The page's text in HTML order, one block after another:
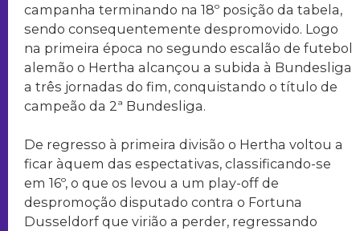
campanha terminando na 18º posição da tabela,
sendo consequentemente despromovido. Logo
na primeira época no segundo escalão de futebol
alemão o Hertha alcançou a subida à Bundesliga
a três jornadas do fim, conquistando o título de
campeão da 2ª Bundesliga.
De regresso à primeira divisão o Hertha voltou a
ficar àquem das espectativas, classificando-se
em 16º, o que os levou a um play-off de
despromoção disputado contra o Fortuna
Dusseldorf que virião a perder, regressando